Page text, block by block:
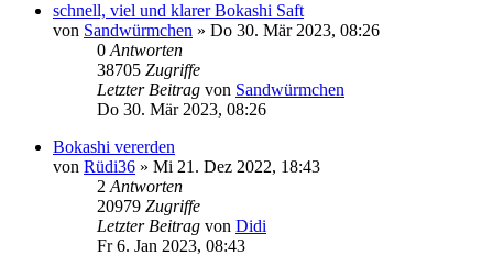
schnell, viel und klarer Bokashi Saft
von Sandwürmchen » Do 30. Mär 2023, 08:26
0 Antworten
38705 Zugriffe
Letzter Beitrag von Sandwürmchen
Do 30. Mär 2023, 08:26
Bokashi vererden
von Rüdi36 » Mi 21. Dez 2022, 18:43
2 Antworten
20979 Zugriffe
Letzter Beitrag von Didi
Fr 6. Jan 2023, 08:43